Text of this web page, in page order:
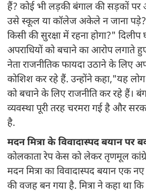
हैं? कोई भी लड़की बंगाल की सड़कों
उसे स्कूल या कॉलेज अकेले न जाना
किसी की सुरक्षा में रहना होगा?"
अपराधियों को बचाने का आरोप लगाते
नेता राजनीतिक फायदा उठाने के लिए
कोशिश कर रहे हैं. उन्होंने कहा,"यह लोग
को बचाने के लिए राजनीति कर रहे हैं।
व्यवस्था पूरी तरह चरमरा गई है और
है.
मदन मित्रा के विवादास्पद बयान पर
कोलकाता रेप केस को लेकर तृणमूल
मदन मित्रा का विवादास्पद बयान एक
की वजह बन गया है. मित्रा ने कहा था